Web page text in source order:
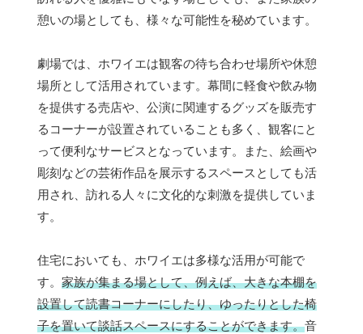
憩いの場としても、様々な可能性を秘めています。
劇場では、ホワイエは観客の待ち合わせ場所や休憩
場所として活用されています。幕間に軽食や飲み物
を提供する売店や、公演に関連するグッズを販売す
るコーナーが設置されていることも多く、観客にと
って便利なサービスとなっています。また、絵画や
彫刻などの芸術作品を展示するスペースとしても活
用され、訪れる人々に文化的な刺激を提供していま
す。
住宅においても、ホワイエは多様な活用が可能で
す。 家族が集まる場として、例えば、大きな本棚を
設置して読書コーナーにしたり、ゆったりとした椅
子を置いて談話スペースにすることができます。音